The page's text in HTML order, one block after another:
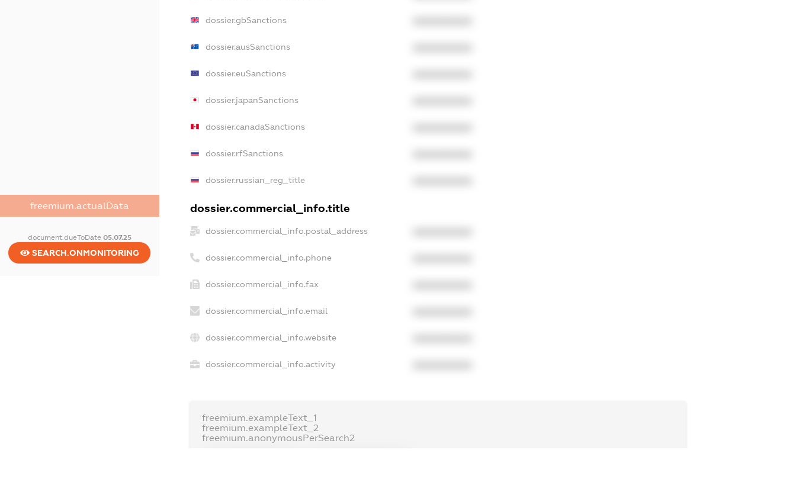
freemium.actualData
document.dueToDate 05.07.25
SEARCH.ONMONITORING
dossier.gbSanctions
dossier.ausSanctions
dossier.euSanctions
dossier.japanSanctions
dossier.canadaSanctions
dossier.rfSanctions
dossier.russian_reg_title
dossier.commercial_info.title
dossier.commercial_info.postal_address
dossier.commercial_info.phone
dossier.commercial_info.fax
dossier.commercial_info.email
dossier.commercial_info.website
dossier.commercial_info.activity
freemium.exampleText_1
freemium.exampleText_2
freemium.anonymousPerSearch2